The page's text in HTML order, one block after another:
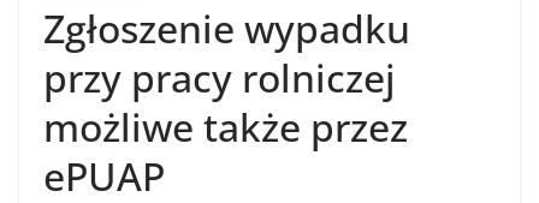
Zgłoszenie wypadku
przy pracy rolniczej
możliwe także przez
ePUAP